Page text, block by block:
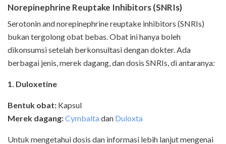
Norepinephrine Reuptake Inhibitors (SNRIs)
Serotonin and norepinephrine reuptake inhibitors (SNRIs)
bukan tergolong obat bebas. Obat ini hanya boleh
dikonsumsi setelah berkonsultasi dengan dokter. Ada
berbagai jenis, merek dagang, dan dosis SNRIs, di antaranya:
1. Duloxetine
Bentuk obat: Kapsul
Merek dagang:Cymbaltadan Duloxta
Untuk mengetahui dosis dan informasi lebih lanjut mengenai